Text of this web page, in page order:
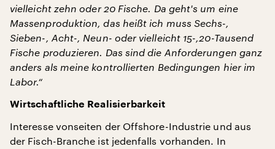
vielleicht zehn oder 20 Fische. Da geht's um eine
Massenproduktion, das heißt ich muss Sechs-,
Sieben-, Acht-, Neun- oder vielleicht 15-,20-Tausend
Fische produzieren. Das sind die Anforderungen ganz
anders als meine kontrollierten Bedingungen hier im
Labor.“
Wirtschaftliche Realisierbarkeit
Interesse vonseiten der Offshore-Industrie und aus
der Fisch-Branche ist jedenfalls vorhanden. In